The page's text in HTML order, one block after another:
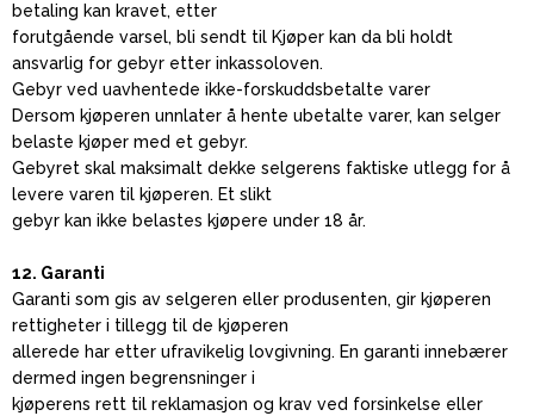
betaling kan kravet, etter
forutgående varsel, bli sendt til Kjøper kan da bli holdt
ansvarlig for gebyr etter inkassoloven.
Gebyr ved uavhentede ikke-forskuddsbetalte varer
Dersom kjøperen unnlater å hente ubetalte varer, kan selger
belaste kjøper med et gebyr.
Gebyret skal maksimalt dekke selgerens faktiske utlegg for å
levere varen til kjøperen. Et slikt
gebyr kan ikke belastes kjøpere under 18 år.
12. Garanti
Garanti som gis av selgeren eller produsenten, gir kjøperen
rettigheter i tillegg til de kjøperen
allerede har etter ufravikelig lovgivning. En garanti innebærer
dermed ingen begrensninger i
kjøperens rett til reklamasjon og krav ved forsinkelse eller